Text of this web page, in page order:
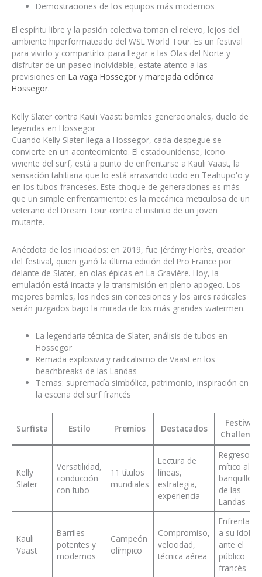
Demostraciones de los equipos más modernos
El espíritu libre y la pasión colectiva toman el relevo, lejos del
ambiente hiperformateado del WSL World Tour. Es un festival
para vivirlo y compartirlo: para llegar a las Olas del Norte y
disfrutar de un paseo inolvidable, estate atento a las
previsiones en La vaga Hossegor y marejada ciclónica
Hossegor.
Kelly Slater contra Kauli Vaast: barriles generacionales, duelo de
leyendas en Hossegor
Cuando Kelly Slater llega a Hossegor, cada despegue se
convierte en un acontecimiento. El estadounidense, icono
viviente del surf, está a punto de enfrentarse a Kauli Vaast, la
sensación tahitiana que lo está arrasando todo en Teahupo'o y
en los tubos franceses. Este choque de generaciones es más
que un simple enfrentamiento: es la mecánica meticulosa de un
veterano del Dream Tour contra el instinto de un joven
mutante.
Anécdota de los iniciados: en 2019, fue Jérémy Florès, creador
del festival, quien ganó la última edición del Pro France por
delante de Slater, en olas épicas en La Gravière. Hoy, la
emulación está intacta y la transmisión en pleno apogeo. Los
mejores barriles, los rides sin concesiones y los aires radicales
serán juzgados bajo la mirada de los más grandes watermen.
La legendaria técnica de Slater, análisis de tubos en
Hossegor
Remada explosiva y radicalismo de Vaast en los
beachbreaks de las Landas
Temas: supremacía simbólica, patrimonio, inspiración en
la escena del surf francés
Surfista Estilo Premios Destacados
Festival
Challenge
Kelly
Slater
Versatilidad,
conducción
con tubo
11 títulos
mundiales
Lectura de
líneas,
estrategia,
experiencia
Regreso
mítico al
banquillo
de las
Landas
Kauli
Vaast
Barriles
potentes y
modernos
Campeón
olímpico
Compromiso,
velocidad,
técnica aérea
Enfrentarse
a su ídolo
ante el
público
francés